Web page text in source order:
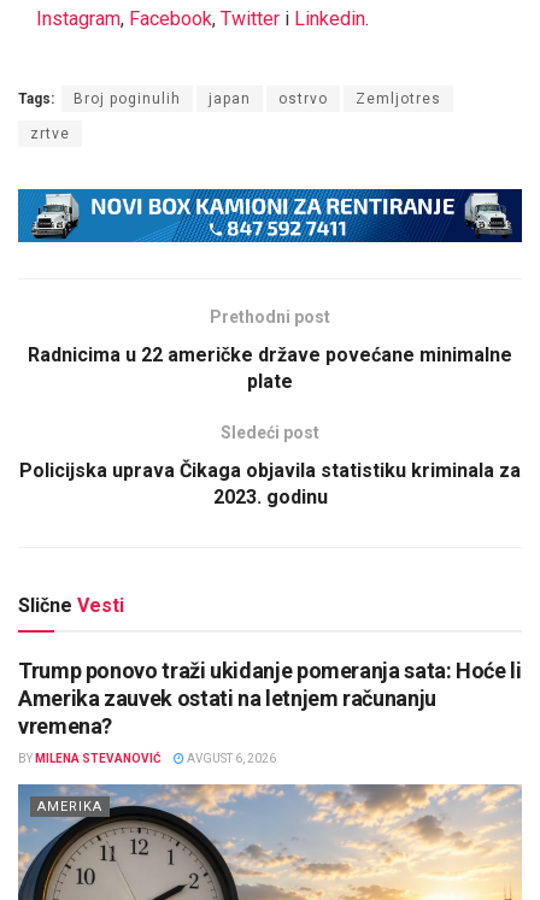
Instagram, Facebook, Twitter i Linkedin.
Tags: Broj poginulih japan ostrvo Zemljotres
zrtve
Prethodni post
Radnicima u 22 američke države povećane minimalne
plate
Sledeći post
Policijska uprava Čikaga objavila statistiku kriminala za
2023. godinu
Slične Vesti
Trump ponovo traži ukidanje pomeranja sata: Hoće li
Amerika zauvek ostati na letnjem računanju
vremena?
BY MILENA STEVANOVIĆ AVGUST 6, 2026
AMERIKA